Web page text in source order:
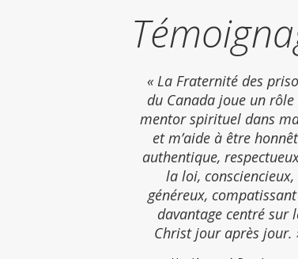
« La Fraternité des
du Canada joue un rôle
mentor spirituel dans
et m’aide à être
authentique,
la loi, consciencieux,
généreux,
davantage centré sur
Christ jour après jour.